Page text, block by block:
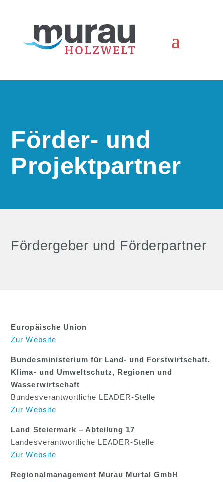
Förder- und
Projekt­partner
Fördergeber und Förder­partner
Europäische Union
Zur Website
Bundesministerium für Land- und Forstwirtschaft,
Klima- und Umweltschutz, Regionen und
Wasserwirtschaft
Bundesverantwortliche LEADER-Stelle
Zur Website
Land Steiermark – Abteilung 17
Landesverantwortliche LEADER-Stelle
Zur Website
Regionalmanagement Murau Murtal GmbH